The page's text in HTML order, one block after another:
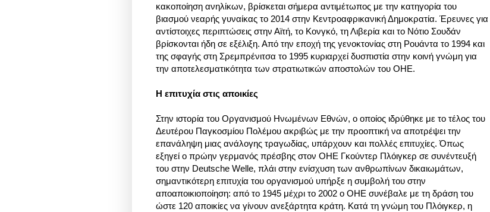
κακοποίηση ανηλίκων, βρίσκεται σήμερα αντιμέτωπος με την κατηγορία του
βιασμού νεαρής γυναίκας το 2014 στην Κεντροαφρικανική Δημοκρατία. Έρευνες για
αντίστοιχες περιπτώσεις στην Αϊτή, το Κονγκό, τη Λιβερία και το Νότιο Σουδάν
βρίσκονται ήδη σε εξέλιξη. Από την εποχή της γενοκτονίας στη Ρουάντα το 1994 και
της σφαγής στη Σρεμπρένιτσα το 1995 κυριαρχεί δυσπιστία στην κοινή γνώμη για
την αποτελεσματικότητα των στρατιωτικών αποστολών του ΟΗΕ.
Η επιτυχία στις αποικίες
Στην ιστορία του Οργανισμού Ηνωμένων Εθνών, ο οποίος ιδρύθηκε με το τέλος του
Δευτέρου Παγκοσμίου Πολέμου ακριβώς με την προοπτική να αποτρέψει την
επανάληψη μιας ανάλογης τραγωδίας, υπάρχουν και πολλές επιτυχίες. Όπως
εξηγεί ο πρώην γερμανός πρέσβης στον ΟΗΕ Γκούντερ Πλόιγκερ σε συνέντευξή
του στην Deutsche Welle, πλάι στην ενίσχυση των ανθρωπίνων δικαιωμάτων,
σημαντικότερη επιτυχία του οργανισμού υπήρξε η συμβολή του στην
αποαποικιοποίηση: από το 1945 μέχρι το 2002 ο ΟΗΕ συνέβαλε με τη δράση του
ώστε 120 αποικίες να γίνουν ανεξάρτητα κράτη. Κατά τη γνώμη του Πλόιγκερ, η